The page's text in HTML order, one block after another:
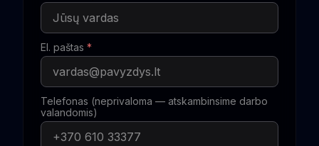
El. paštas *
Telefonas (neprivaloma — atskambinsime darbo
valandomis)